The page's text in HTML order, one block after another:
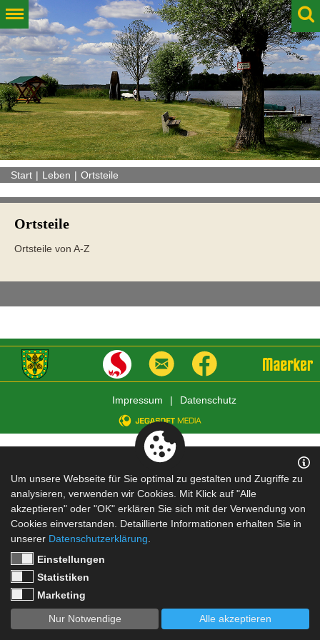
Start Leben Ortsteile
Ortsteile
Ortsteile von A-Z
Impressum | Datenschutz
Um unsere Webseite für Sie optimal zu gestalten und Zugriffe zu
analysieren, verwenden wir Cookies. Mit Klick auf "Alle
akzeptieren" oder "OK" erklären Sie sich mit der Verwendung von
Cookies einverstanden. Detaillierte Informationen erhalten Sie in
unserer Datenschutzerklärung
Einstellungen
Statistiken
Marketing
Nur Notwendige Alle akzeptieren